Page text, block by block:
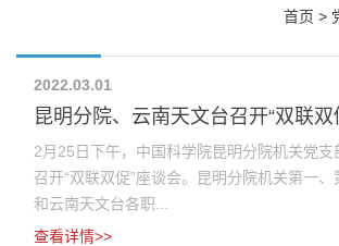
首页 >
2022.03.01
昆明分院、云南天文台召开“双联双
2月25日下午，中国科学院昆明分院机关党支
召开“双联双促”座谈会。昆明分院机关第一、
和云南天文台各职...
查看详情>>